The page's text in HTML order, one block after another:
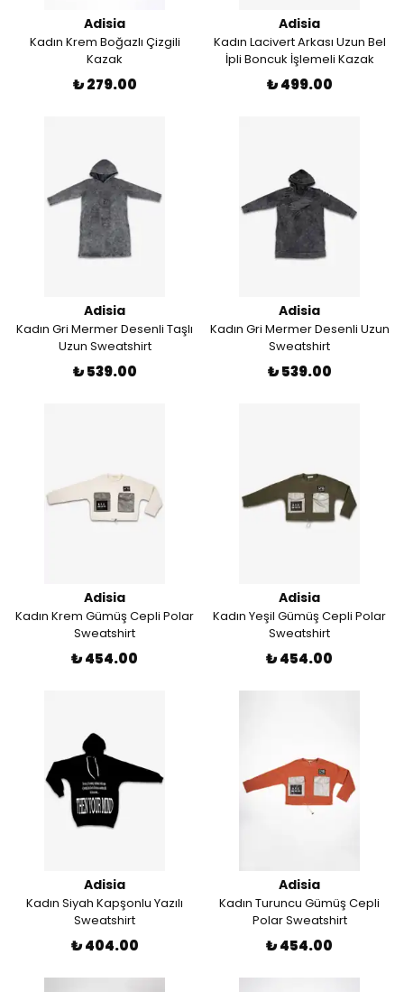
Adisia
Kadın Krem Boğazlı Çizgili
Kazak
₺ 279.00
Adisia
Kadın Lacivert Arkası Uzun Bel
İpli Boncuk İşlemeli Kazak
₺ 499.00
Adisia
Kadın Gri Mermer Desenli Taşlı
Uzun Sweatshirt
₺ 539.00
Adisia
Kadın Gri Mermer Desenli Uzun
Sweatshirt
₺ 539.00
Adisia
Kadın Krem Gümüş Cepli Polar
Sweatshirt
₺ 454.00
Adisia
Kadın Yeşil Gümüş Cepli Polar
Sweatshirt
₺ 454.00
Adisia
Kadın Siyah Kapşonlu Yazılı
Sweatshirt
₺ 404.00
Adisia
Kadın Turuncu Gümüş Cepli
Polar Sweatshirt
₺ 454.00